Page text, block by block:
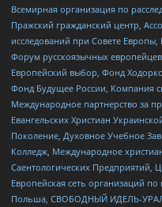
Всемирная организация по
Пражский гражданский центр,
исследований при Совете
Форум русскоязычных
Европейский выбор, Фонд
Фонд Будущее России, Компания
Международное партнерство за
Евангельских Христиан
Поколение, Духовное Учебное
Колледж, Международное
Саентологических Предприятий,
Европейская сеть организаций
Польша, СВОБОДНЫЙ ИДЕЛЬ-УРАЛ,